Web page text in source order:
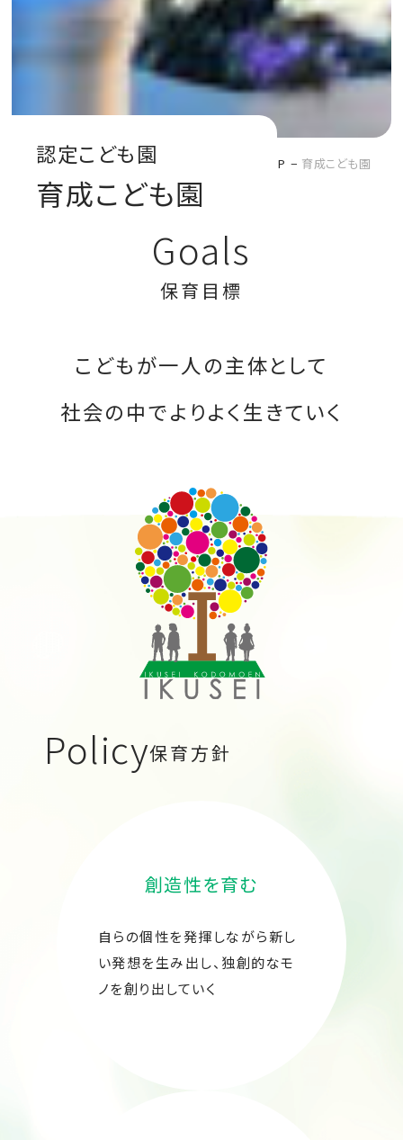
認定こども園
育成こども園
TOP 育成こども園
Goals
保育目標
こどもが一人の主体として
社会の中でよりよく生きていく
Policy保育方針
創造性を育む
自らの個性を発揮しながら新し
い発想を生み出し、独創的なモ
ノを創り出していく